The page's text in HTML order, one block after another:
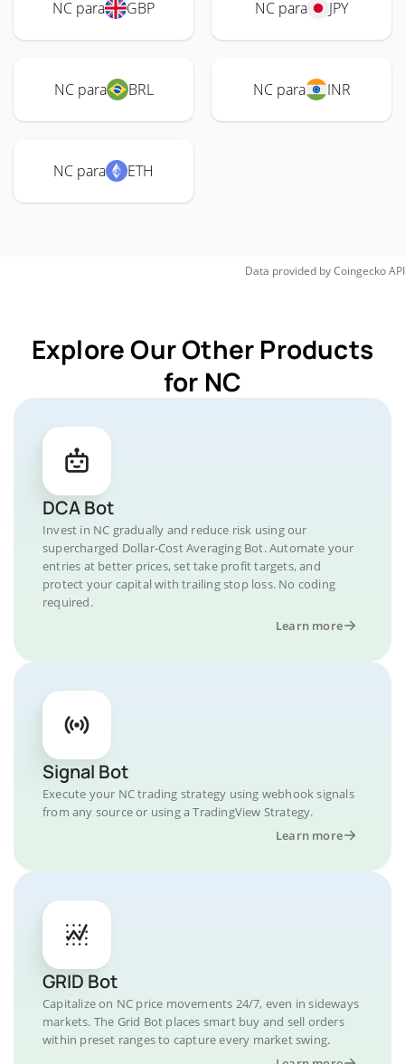
NC para GBP NC para JPY
NC para BRL NC para INR
NC para ETH
Data provided byCoingeckoAPI
Explore Our Other Products
for NC
DCA Bot
Invest in NC gradually and reduce risk using our
supercharged Dollar-Cost Averaging Bot. Automate your
entries at better prices, set take profit targets, and
protect your capital with trailing stop loss. No coding
required.
Learn more
Signal Bot
Execute your NC trading strategy using webhook signals
from any source or using a TradingView Strategy.
Learn more
GRID Bot
Capitalize on NC price movements 24/7, even in sideways
markets. The Grid Bot places smart buy and sell orders
within preset ranges to capture every market swing.